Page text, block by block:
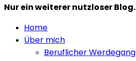
Nur ein weiterer nutzloser Blog.
Home
Über mich
Beruflicher Werdegang